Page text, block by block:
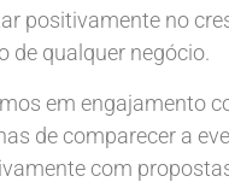
positivamente no
de qualquer negócio.
em engajamento
de comparecer a
com